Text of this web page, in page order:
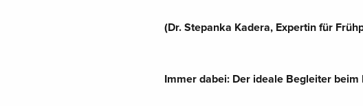
(Dr. Stepanka Kadera, Expertin für
Immer dabei: Der ideale Begleiter